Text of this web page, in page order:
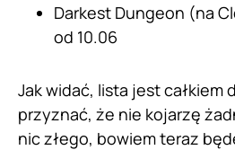
Darkest Dungeon (na
od 10.06
Jak widać, lista jest całkiem
przyznać, że nie kojarzę
nic złego, bowiem teraz